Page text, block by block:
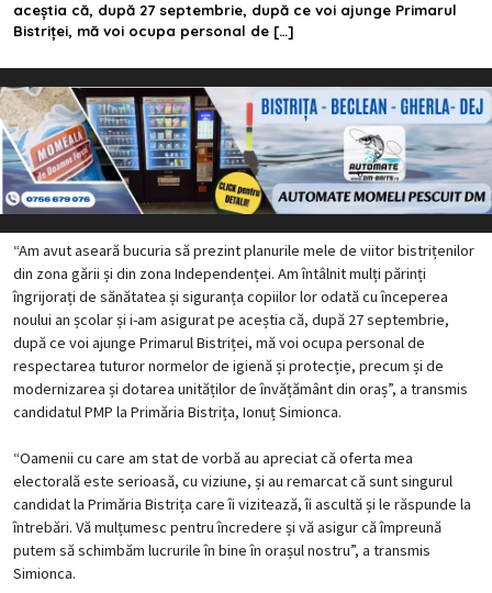
aceștia că, după 27 septembrie, după ce voi ajunge Primarul
Bistriței, mă voi ocupa personal de […]
“Am avut aseară bucuria să prezint planurile mele de viitor bistrițenilor
din zona gării și din zona Independenței. Am întâlnit mulți părinți
îngrijorați de sănătatea și siguranța copiilor lor odată cu începerea
noului an școlar și i-am asigurat pe aceștia că, după 27 septembrie,
după ce voi ajunge Primarul Bistriței, mă voi ocupa personal de
respectarea tuturor normelor de igienă și protecție, precum și de
modernizarea și dotarea unităților de învățământ din oraș”, a transmis
candidatul PMP la Primăria Bistrița, Ionuț Simionca.
“Oamenii cu care am stat de vorbă au apreciat că oferta mea
electorală este serioasă, cu viziune, și au remarcat că sunt singurul
candidat la Primăria Bistrița care îi vizitează, îi ascultă și le răspunde la
întrebări. Vă mulțumesc pentru încredere și vă asigur că împreună
putem să schimbăm lucrurile în bine în orașul nostru”, a transmis
Simionca.